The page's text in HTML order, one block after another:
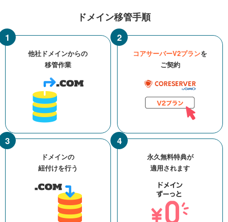
ドメイン移管手順
他社ドメインからの
移管作業
コアサーバーV2プランを
ご契約
ドメインの
紐付けを行う
永久無料特典が
適用されます